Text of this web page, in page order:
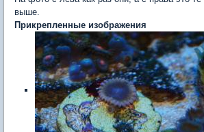
выше.
Прикрепленные изображения